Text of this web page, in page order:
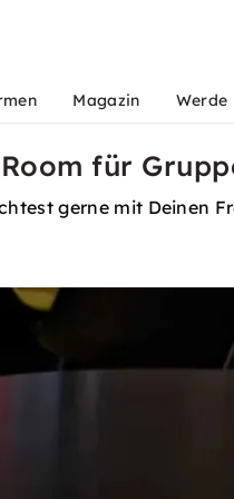
Magazin Werde
für
gerne mit Deinen